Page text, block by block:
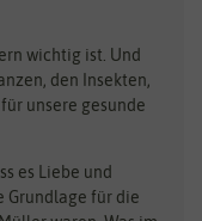
Samen
Freudenberger
wichtig ist. Und
den Insekten,
unsere gesunde
es Liebe und
Grundlage für die